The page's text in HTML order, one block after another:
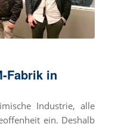
Fabrik in
Industrie, alle
ein. Deshalb